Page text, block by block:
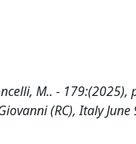
M.. - 179:(2025),
(RC), Italy June